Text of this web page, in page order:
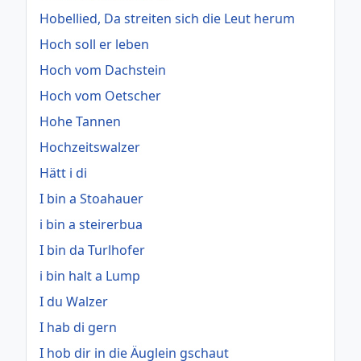
Hobellied, Da streiten sich die Leut herum
Hoch soll er leben
Hoch vom Dachstein
Hoch vom Oetscher
Hohe Tannen
Hochzeitswalzer
Hätt i di
I bin a Stoahauer
i bin a steirerbua
I bin da Turlhofer
i bin halt a Lump
I du Walzer
I hab di gern
I hob dir in die Äuglein gschaut